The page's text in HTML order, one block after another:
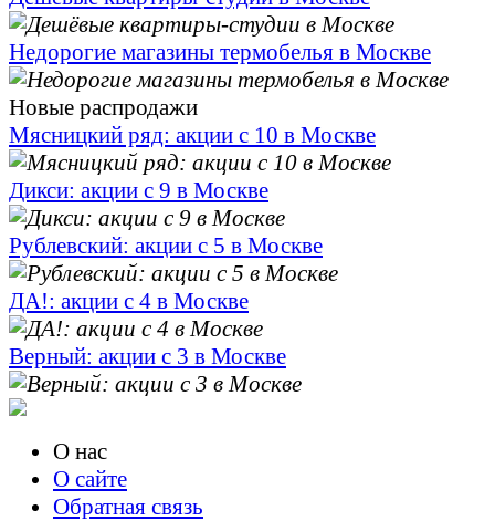
Недорогие магазины термобелья в Москве
Новые распродажи
Мясницкий ряд: акции с 10 в Москве
Дикси: акции с 9 в Москве
Рублевский: акции с 5 в Москве
ДА!: акции с 4 в Москве
Верный: акции с 3 в Москве
О нас
О сайте
Обратная связь